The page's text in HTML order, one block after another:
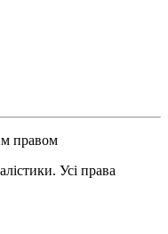
правом
Усі права